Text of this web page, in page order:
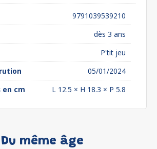
9791039539210
dès 3 ans
P'tit jeu
05/01/2024
en cm
L 12.5 × H 18.3 × P 5.8
Du même âge